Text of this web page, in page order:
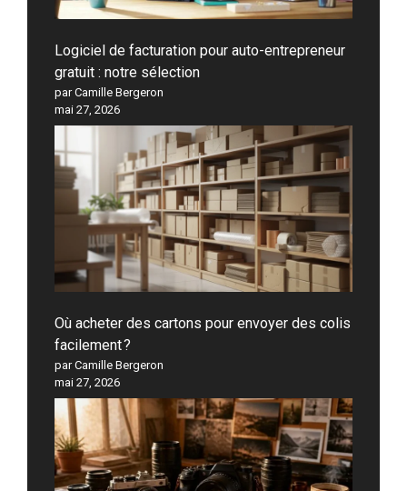
Logiciel de facturation pour auto-entrepreneur
gratuit : notre sélection
par Camille Bergeron
mai 27, 2026
Où acheter des cartons pour envoyer des colis
facilement ?
par Camille Bergeron
mai 27, 2026